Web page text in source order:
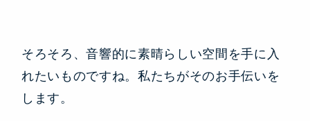
そろそろ、音響的に素晴らしい空間を手に入
れたいものですね。私たちがそのお手伝いを
します。